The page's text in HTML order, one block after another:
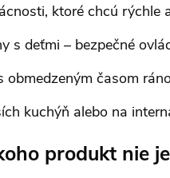
ktoré chcú rýchle
s deťmi – bezpečné
obmedzeným časom
kuchýň alebo na
produkt nie